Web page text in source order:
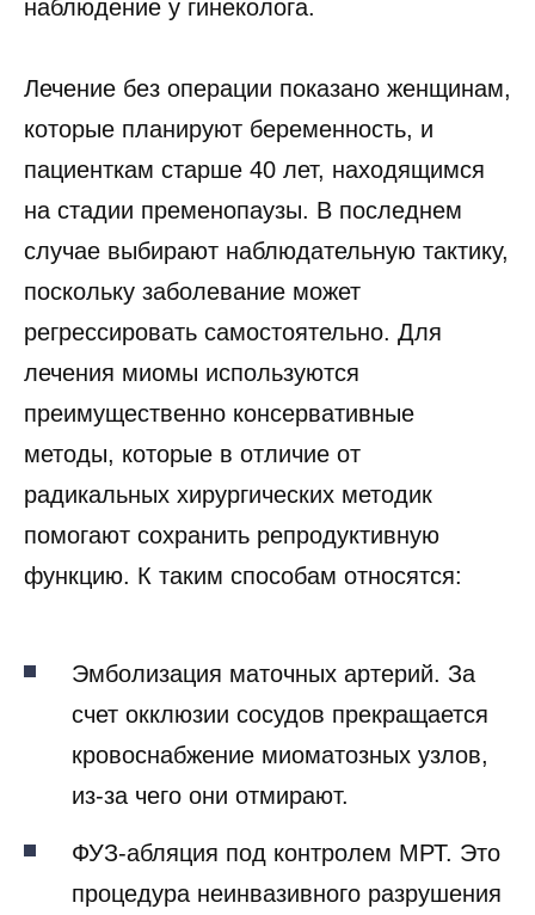
наблюдение у гинеколога.
Лечение без операции показано женщинам,
которые планируют беременность, и
пациенткам старше 40 лет, находящимся
на стадии пременопаузы. В последнем
случае выбирают наблюдательную тактику,
поскольку заболевание может
регрессировать самостоятельно. Для
лечения миомы используются
преимущественно консервативные
методы, которые в отличие от
радикальных хирургических методик
помогают сохранить репродуктивную
функцию. К таким способам относятся:
Эмболизация маточных артерий. За
счет окклюзии сосудов прекращается
кровоснабжение миоматозных узлов,
из-за чего они отмирают.
ФУЗ-абляция под контролем МРТ. Это
процедура неинвазивного разрушения